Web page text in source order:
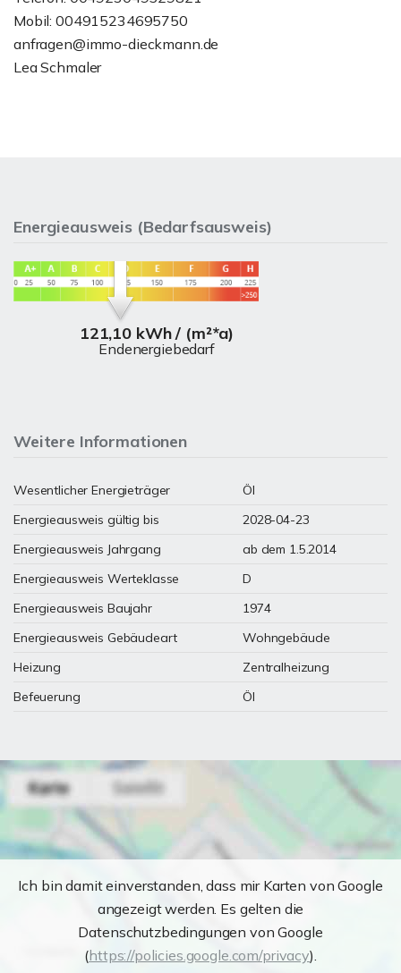
Mobil: 004915234695750
anfragen@immo-dieckmann.de
Lea Schmaler
Energieausweis (Bedarfsausweis)
121,10 kWh / (m²*a)
Endenergiebedarf
Weitere Informationen
Wesentlicher Energieträger
Öl
Energieausweis gültig bis
2028-04-23
Energieausweis Jahrgang
ab dem 1.5.2014
Energieausweis Werteklasse
D
Energieausweis Baujahr
1974
Energieausweis Gebäudeart
Wohngebäude
Heizung
Zentralheizung
Befeuerung
Öl
Ich bin damit einverstanden, dass mir Karten von Google
angezeigt werden. Es gelten die
Datenschutzbedingungen von Google
(https://policies.google.com/privacy).